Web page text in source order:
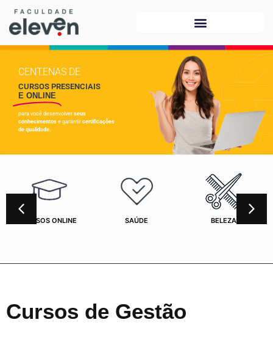
CENTENAS DE
CURSOS PRESENCIAIS
E ONLINE
para você desenvolver seus
conhecimentos e garantir certificações
de qualidade.
CURSOS ONLINE SAÚDE BELEZA
Cursos de Gestão